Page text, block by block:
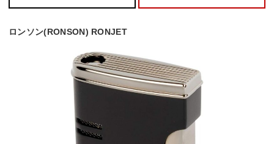
ロンソン(RONSON) RONJET